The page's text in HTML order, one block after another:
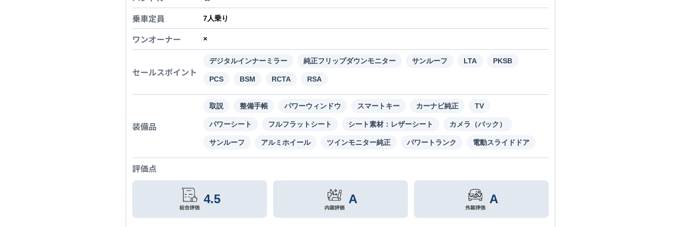
乗車定員 7人乗り
ワンオーナー ×
セールスポイント
デジタルインナーミラー 純正フリップダウンモニター サンルーフ LTA PKSB
PCS BSM RCTA RSA
装備品
取説 整備手帳 パワーウィンドウ スマートキー カーナビ純正 TV
パワーシート フルフラットシート シート素材：レザーシート カメラ（バック）
サンルーフ アルミホイール ツインモニター純正 パワートランク 電動スライドドア
評価点
4.5 A A